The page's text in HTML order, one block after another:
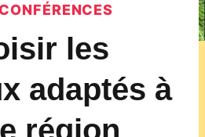
les
adaptés à
région